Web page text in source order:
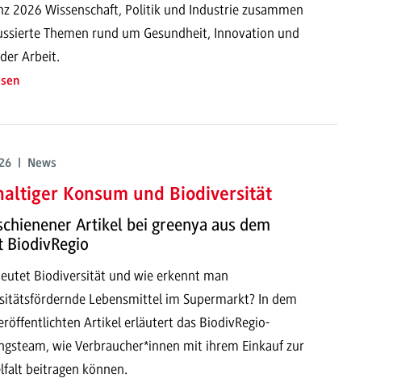
2026 Wissenschaft, Politik und Industrie zusammen
Themen rund um Gesundheit, Innovation und
Arbeit.
| News
Konsum und Biodiversität
Artikel bei greenya aus dem
BiodivRegio
Biodiversität und wie erkennt man
Lebensmittel im Supermarkt? In dem
Artikel erläutert das BiodivRegio-
wie Verbraucher*innen mit ihrem Einkauf zur
beitragen können.